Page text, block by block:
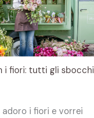
i fiori: tutti gli sbocchi
adoro i fiori e vorrei